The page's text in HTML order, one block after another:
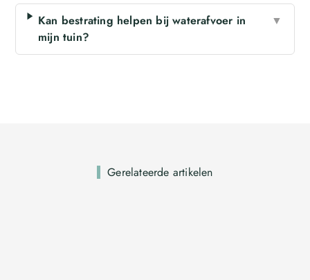
Kan bestrating helpen bij waterafvoer in
mijn tuin?
▼
Gerelateerde artikelen